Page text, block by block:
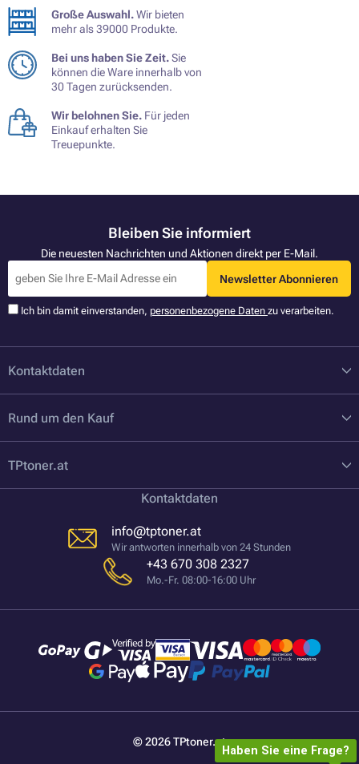
Große Auswahl.Wir bieten
mehr als 39000 Produkte.
Bei uns haben Sie Zeit.Sie
können die Ware innerhalb von
30 Tagen zurücksenden.
Wir belohnen Sie. Für jeden
Einkauf erhalten Sie
Treuepunkte.
Bleiben Sie informiert
Die neuesten Nachrichten und Aktionen direkt per E-Mail.
Newsletter Abonnieren
Ich bin damit einverstanden, personenbezogene Daten zu verarbeiten.
Kontaktdaten
Rund um den Kauf
TPtoner.at
Kontaktdaten
info@tptoner.at
Wir antworten innerhalb von 24 Stunden
+43 670 308 2327
Mo.-Fr. 08:00-16:00 Uhr
© 2026 TPtoner.at
Haben Sie eine Frage?